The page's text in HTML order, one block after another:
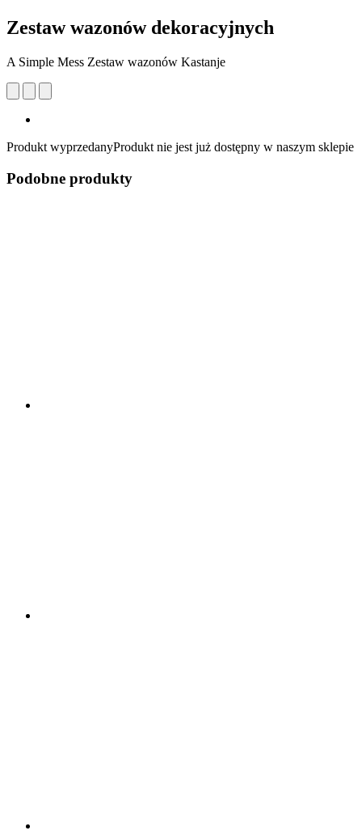
Zestaw wazonów dekoracyjnych
A Simple Mess Zestaw wazonów Kastanje
Produkt wyprzedanyProdukt nie jest już dostępny w naszym sklepie
Podobne produkty